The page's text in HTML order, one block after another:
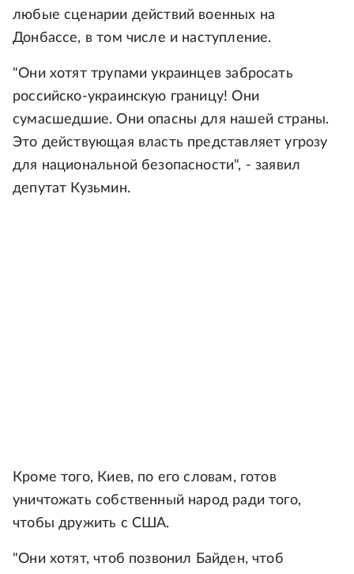
любые сценарии действий военных на
Донбассе, в том числе и наступление.
"Они хотят трупами украинцев забросать
российско-украинскую границу! Они
сумасшедшие. Они опасны для нашей страны.
Это действующая власть представляет угрозу
для национальной безопасности", - заявил
депутат Кузьмин.
Кроме того, Киев, по его словам, готов
уничтожать собственный народ ради того,
чтобы дружить с США.
"Они хотят, чтоб позвонил Байден, чтоб